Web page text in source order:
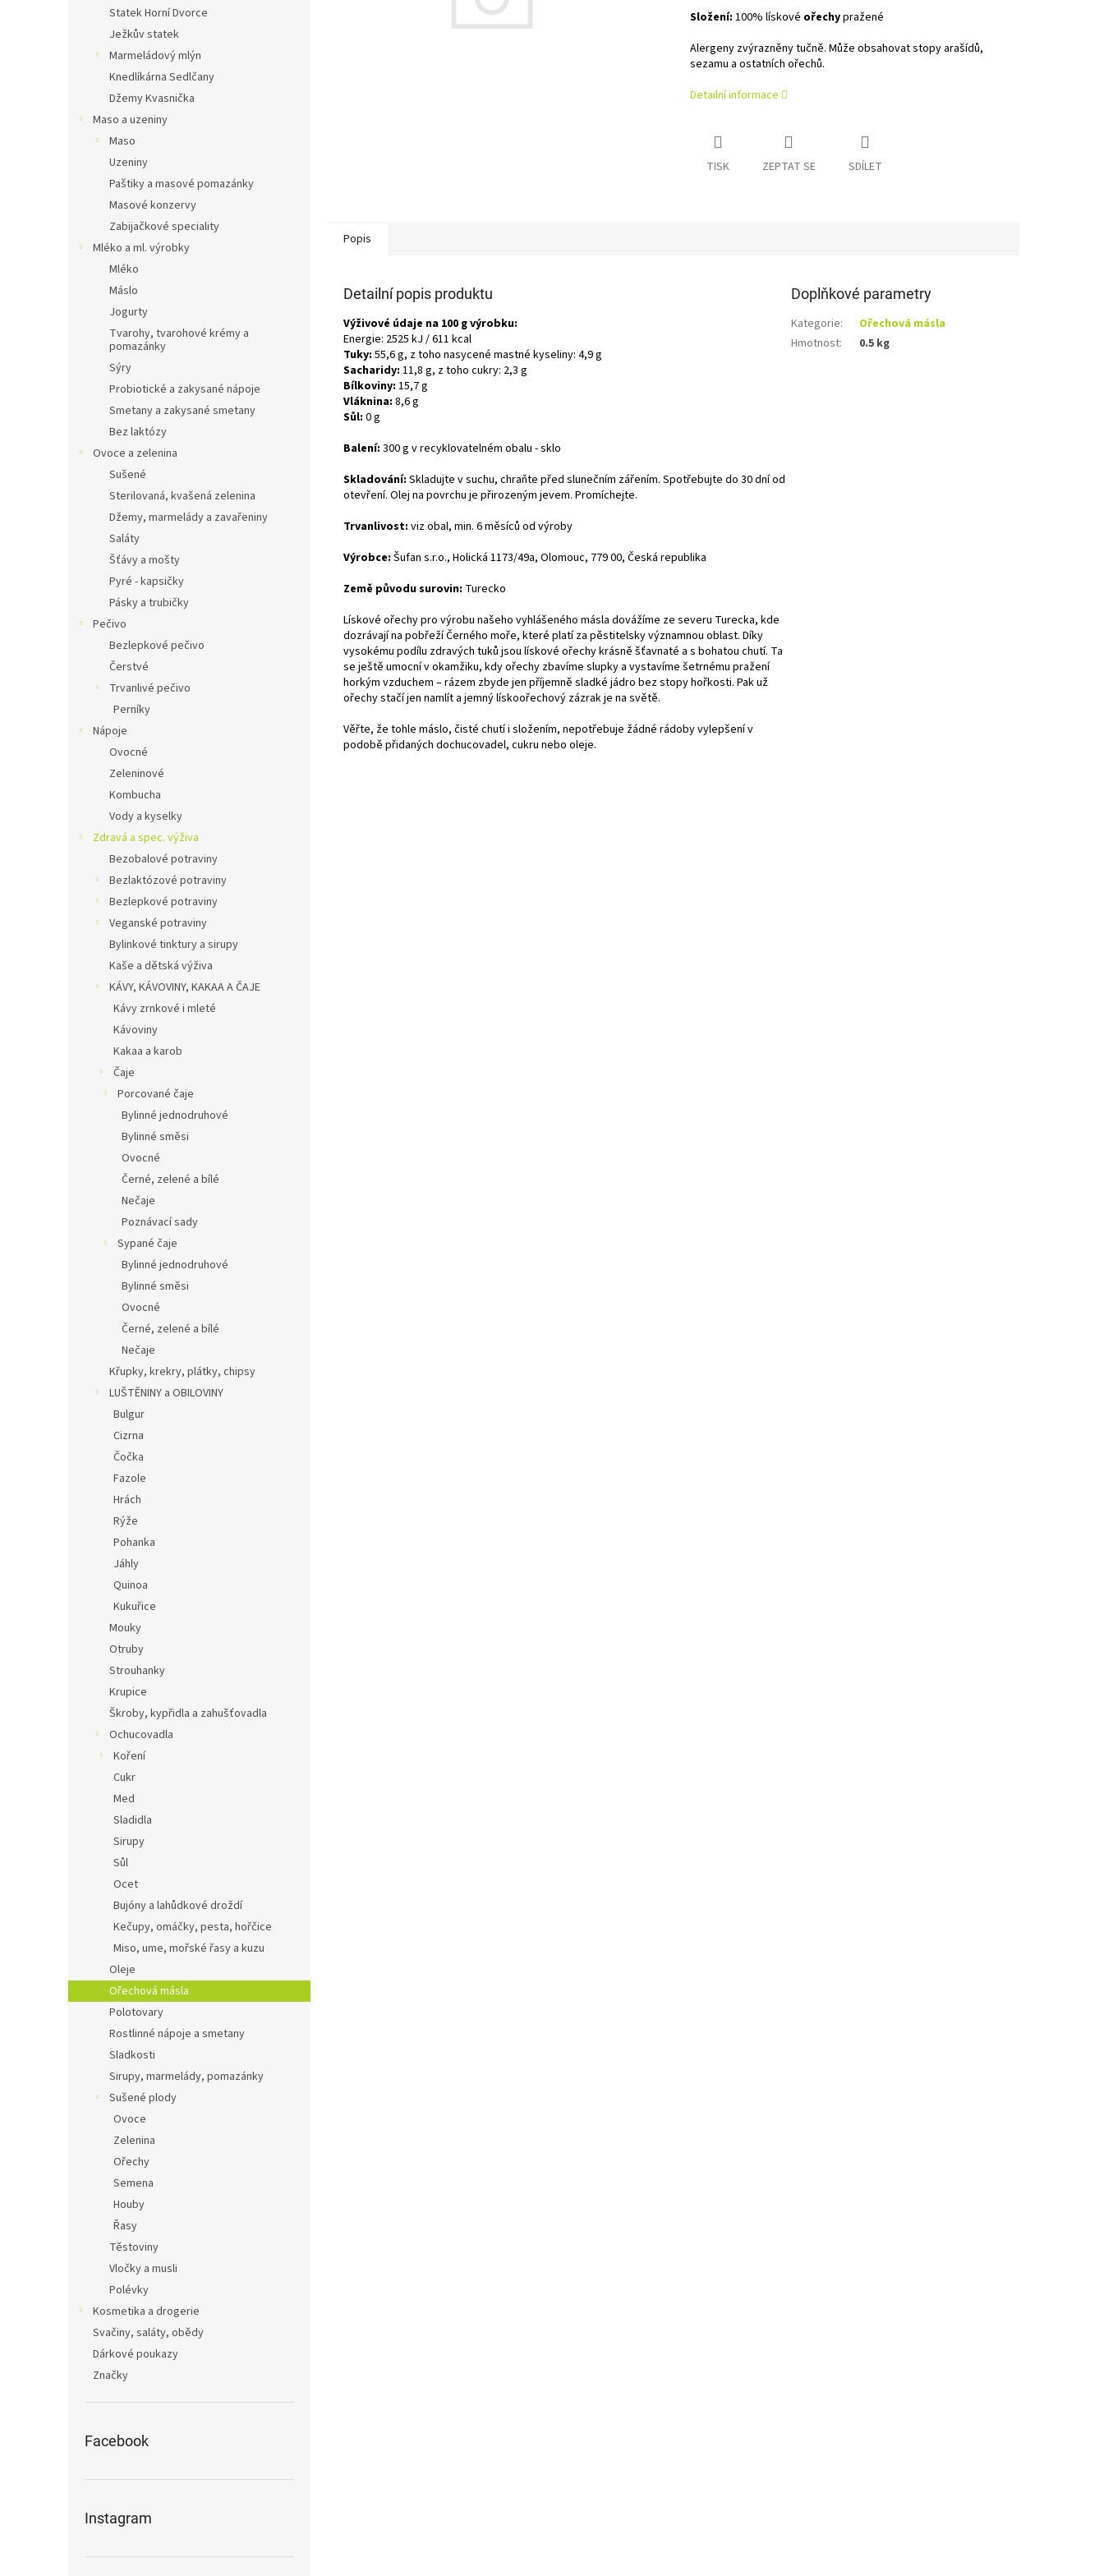
Statek Horní Dvorce
Ježkův statek
Marmeládový mlýn
Knedlíkárna Sedlčany
Džemy Kvasnička
Maso a uzeniny
Maso
Uzeniny
Paštiky a masové pomazánky
Masové konzervy
Zabijačkové speciality
Mléko a ml. výrobky
Mléko
Máslo
Jogurty
Tvarohy, tvarohové krémy a
pomazánky
Sýry
Probiotické a zakysané nápoje
Smetany a zakysané smetany
Bez laktózy
Ovoce a zelenina
Sušené
Sterilovaná, kvašená zelenina
Džemy, marmelády a zavařeniny
Saláty
Šťávy a mošty
Pyré - kapsičky
Pásky a trubičky
Pečivo
Bezlepkové pečivo
Čerstvé
Trvanlivé pečivo
Perníky
Nápoje
Ovocné
Zeleninové
Kombucha
Vody a kyselky
Zdravá a spec. výživa
Bezobalové potraviny
Bezlaktózové potraviny
Bezlepkové potraviny
Veganské potraviny
Bylinkové tinktury a sirupy
Kaše a dětská výživa
KÁVY, KÁVOVINY, KAKAA A ČAJE
Kávy zrnkové i mleté
Kávoviny
Kakaa a karob
Čaje
Porcované čaje
Bylinné jednodruhové
Bylinné směsi
Ovocné
Černé, zelené a bílé
Nečaje
Poznávací sady
Sypané čaje
Bylinné jednodruhové
Bylinné směsi
Ovocné
Černé, zelené a bílé
Nečaje
Křupky, krekry, plátky, chipsy
LUŠTĚNINY a OBILOVINY
Bulgur
Cizrna
Čočka
Fazole
Hrách
Rýže
Pohanka
Jáhly
Quinoa
Kukuřice
Mouky
Otruby
Strouhanky
Krupice
Škroby, kypřidla a zahušťovadla
Ochucovadla
Koření
Cukr
Med
Sladidla
Sirupy
Sůl
Ocet
Bujóny a lahůdkové droždí
Kečupy, omáčky, pesta, hořčice
Miso, ume, mořské řasy a kuzu
Oleje
Ořechová másla
Polotovary
Rostlinné nápoje a smetany
Sladkosti
Sirupy, marmelády, pomazánky
Sušené plody
Ovoce
Zelenina
Ořechy
Semena
Houby
Řasy
Těstoviny
Vločky a musli
Polévky
Kosmetika a drogerie
Svačiny, saláty, obědy
Dárkové poukazy
Značky
Facebook
Instagram
Složení: 100% lískové ořechypražené
Alergeny zvýrazněny tučně. Může obsahovat stopy arašídů,
sezamu a ostatních ořechů.
Detailní informace
TISK ZEPTAT SE SDÍLET
Popis
Detailní popis produktu
Výživové údaje na 100 g výrobku:
Energie: 2525 kJ / 611 kcal
Tuky: 55,6 g, z toho nasycené mastné kyseliny: 4,9 g
Sacharidy: 11,8 g, z toho cukry: 2,3 g
Bílkoviny: 15,7 g
Vláknina: 8,6 g
Sůl: 0 g
Balení: 300 g v recyklovatelném obalu - sklo
Skladování: Skladujte v suchu, chraňte před slunečním zářením. Spotřebujte do 30 dní od
otevření. Olej na povrchu je přirozeným jevem. Promíchejte.
Trvanlivost: viz obal, min. 6 měsíců od výroby
Výrobce: Šufan s.r.o., Holická 1173/49a, Olomouc, 779 00, Česká republika
Země původu surovin: Turecko
Lískové ořechy pro výrobu našeho vyhlášeného másla dovážíme ze severu Turecka, kde
dozrávají na pobřeží Černého moře, které platí za pěstitelsky významnou oblast. Díky
vysokému podílu zdravých tuků jsou lískové ořechy krásně šťavnaté a s bohatou chutí. Ta
se ještě umocní v okamžiku, kdy ořechy zbavíme slupky a vystavíme šetrnému pražení
horkým vzduchem – rázem zbyde jen příjemně sladké jádro bez stopy hořkosti. Pak už
ořechy stačí jen namlít a jemný lískoořechový zázrak je na světě.
Věřte, že tohle máslo, čisté chutí i složením, nepotřebuje žádné rádoby vylepšení v
podobě přidaných dochucovadel, cukru nebo oleje.
Doplňkové parametry
Kategorie:
Ořechová másla
Hmotnost: 0.5 kg